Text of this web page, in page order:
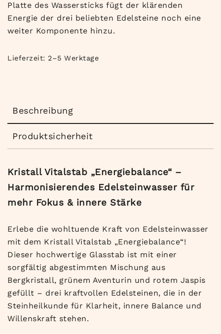
Platte des Wassersticks fügt der klärenden
Energie der drei beliebten Edelsteine noch eine
weiter Komponente hinzu.
Lieferzeit: 2–5 Werktage
Beschreibung
Produktsicherheit
Kristall Vitalstab „Energiebalance“ –
Harmonisierendes Edelsteinwasser für
mehr Fokus & innere Stärke
Erlebe die wohltuende Kraft von Edelsteinwasser
mit dem Kristall Vitalstab „Energiebalance“!
Dieser hochwertige Glasstab ist mit einer
sorgfältig abgestimmten Mischung aus
Bergkristall, grünem Aventurin und rotem Jaspis
gefüllt – drei kraftvollen Edelsteinen, die in der
Steinheilkunde für Klarheit, innere Balance und
Willenskraft stehen.